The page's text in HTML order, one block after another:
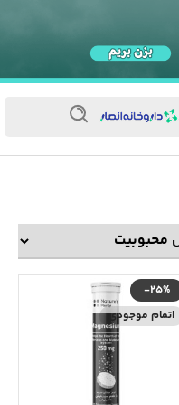
اتمام موجودی
-25%